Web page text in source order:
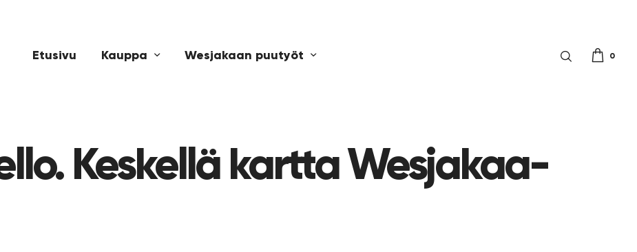
Etusivu Kauppa Wesjakaan puutyöt 0
Keskellä kartta Wesjakaa-